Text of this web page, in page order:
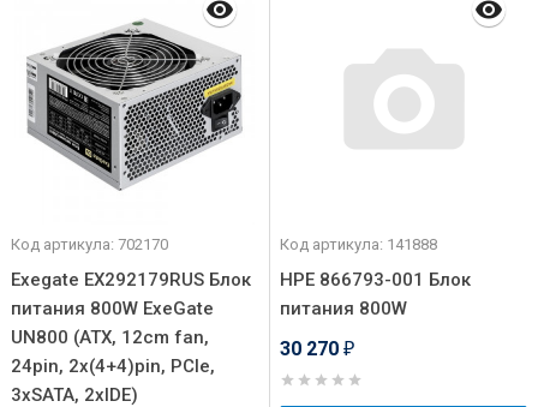
Код артикула: 702170
Exegate EX292179RUS Блок
питания 800W ExeGate
UN800 (ATX, 12cm fan,
24pin, 2x(4+4)pin, PCIe,
3xSATA, 2xIDE)
Код артикула: 141888
HPE 866793-001 Блок
питания 800W
30 270 ₽